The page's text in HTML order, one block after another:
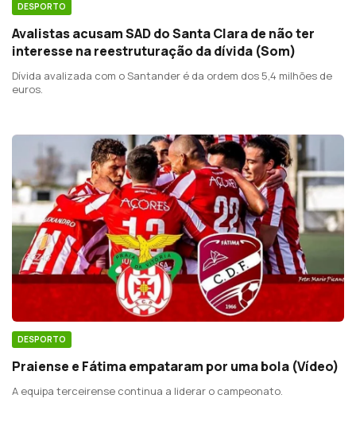
DESPORTO
Avalistas acusam SAD do Santa Clara de não ter
interesse na reestruturação da dívida (Som)
Dívida avalizada com o Santander é da ordem dos 5,4 milhões de
euros.
DESPORTO
Praiense e Fátima empataram por uma bola (Vídeo)
A equipa terceirense continua a liderar o campeonato.